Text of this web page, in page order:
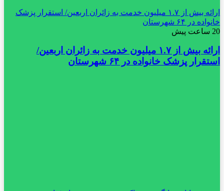
ارائه بیش از ۱.۷ میلیون خدمت به زائران اربعین/ استقرار پزشک
خانواده در ۶۴ شهرستان
20 ساعت پیش
ارائه بیش از ۱.۷ میلیون خدمت به زائران اربعین/
استقرار پزشک خانواده در ۶۴ شهرستان